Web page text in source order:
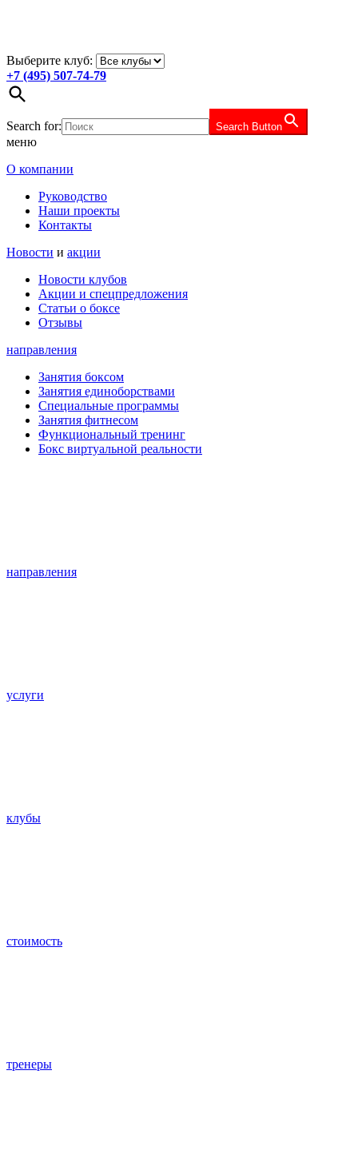
Выберите клуб:
+7 (495) 507-74-79
Search for: Search Button
меню
О компании
Руководство
Наши проекты
Контакты
Новости и акции
Новости клубов
Акции и спецпредложения
Статьи о боксе
Отзывы
направления
Занятия боксом
Занятия единоборствами
Специальные программы
Занятия фитнесом
Функциональный тренинг
Бокс виртуальной реальности
направления
услуги
клубы
стоимость
тренеры